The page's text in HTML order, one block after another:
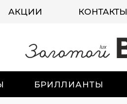
АКЦИИ КОНТАКТЫ
БРИЛЛИАНТЫ